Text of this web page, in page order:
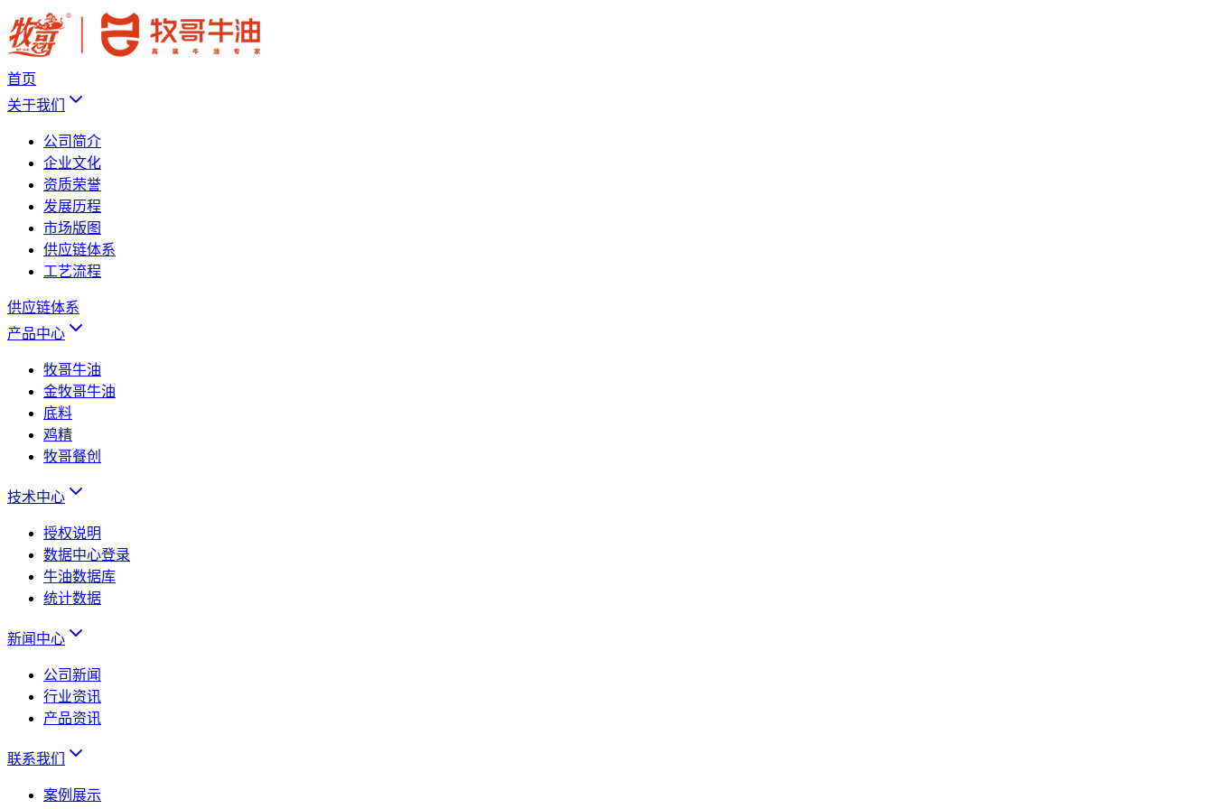
首页
关于我们
公司简介
企业文化
资质荣誉
发展历程
市场版图
供应链体系
工艺流程
供应链体系
产品中心
牧哥牛油
金牧哥牛油
底料
鸡精
牧哥餐创
技术中心
授权说明
数据中心登录
牛油数据库
统计数据
新闻中心
公司新闻
行业资讯
产品资讯
联系我们
案例展示